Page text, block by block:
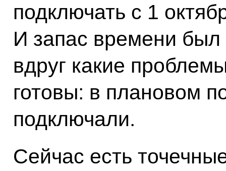
подключать с 1
И запас времени был
вдруг какие
готовы: в плановом
подключали.
Сейчас есть